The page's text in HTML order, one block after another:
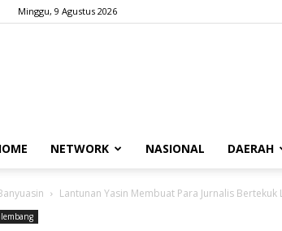
Minggu, 9 Agustus 2026
NETWORK NASIONAL DAERAH
Lantunan Yasin Membuat Para Jurnalis Bertekuk